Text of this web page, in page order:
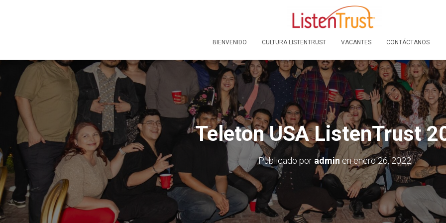
BIENVENIDO CULTURA LISTENTRUST VACANTES CONTÁCTANOS
Teleton USA ListenTrust
Publicado por adminenenero 26, 2022